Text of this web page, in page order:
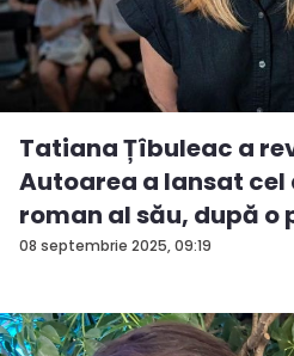
08 septembrie 2025, 09:19
Tatiana Țîbuleac a
Autoarea a lansat
roman al său, după o